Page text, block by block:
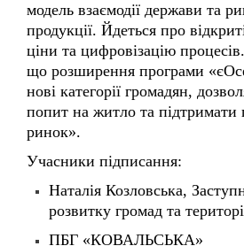
ціни та цифровізацію
що розширення програми
нові категорії громадян,
попит на житло та
ринок».
Учасники підписання:
розвитку громад та
ПБГ «КОВАЛЬСЬКА»